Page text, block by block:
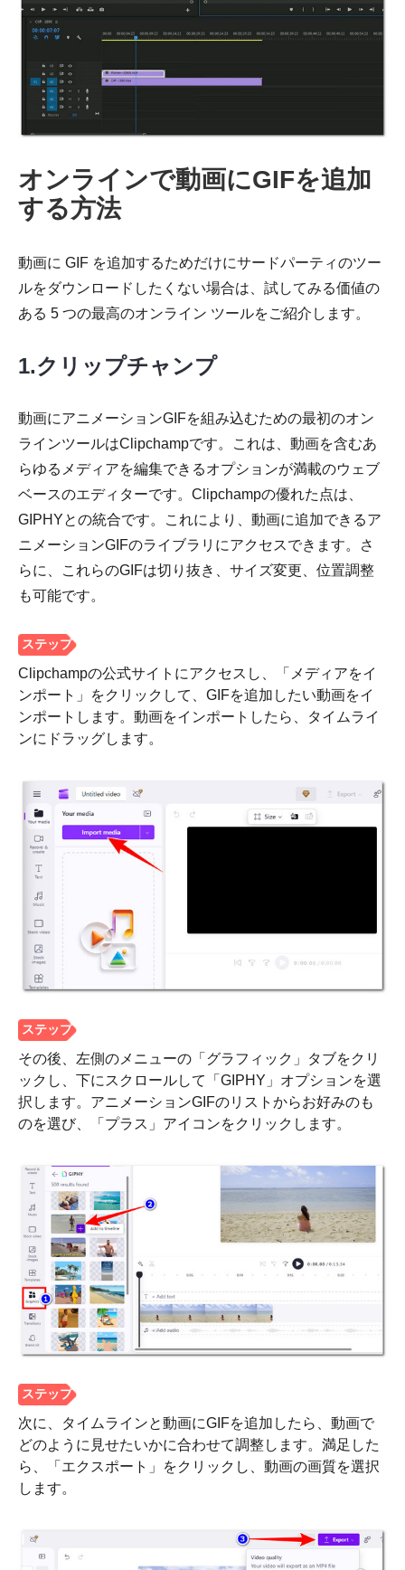
1。
ステップ
2。
ステップ
3。
オンラインで動画にGIFを追加
する方法
動画に GIF を追加するためだけにサードパーティのツー
ルをダウンロードしたくない場合は、試してみる価値の
ある 5 つの最高のオンライン ツールをご紹介します。
1.クリップチャンプ
動画にアニメーションGIFを組み込むための最初のオン
ラインツールはClipchampです。これは、動画を含むあ
らゆるメディアを編集できるオプションが満載のウェブ
ベースのエディターです。Clipchampの優れた点は、
GIPHYとの統合です。これにより、動画に追加できるア
ニメーションGIFのライブラリにアクセスできます。さ
らに、これらのGIFは切り抜き、サイズ変更、位置調整
も可能です。
Clipchampの公式サイトにアクセスし、「メディアをイ
ンポート」をクリックして、GIFを追加したい動画をイ
ンポートします。動画をインポートしたら、タイムライ
ンにドラッグします。
その後、左側のメニューの「グラフィック」タブをクリ
ックし、下にスクロールして「GIPHY」オプションを選
択します。アニメーションGIFのリストからお好みのも
のを選び、「プラス」アイコンをクリックします。
次に、タイムラインと動画にGIFを追加したら、動画で
どのように見せたいかに合わせて調整します。満足した
ら、「エクスポート」をクリックし、動画の画質を選択
します。